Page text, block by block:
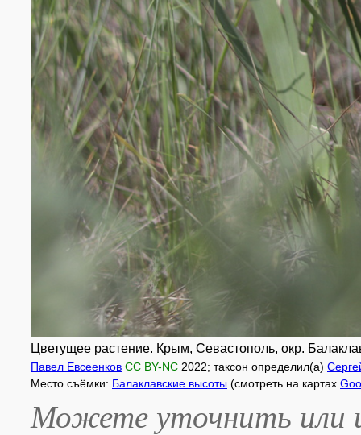
Цветущее растение. Крым, Севастополь, окр.
Павел Евсеенков CC BY-NC 2022; таксон определил(а)
Место съёмки: Балаклавские высоты (смотреть на картах
Можете уточнить или